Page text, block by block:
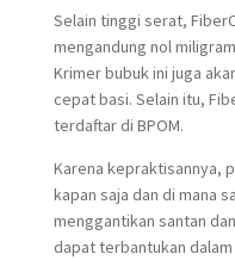
Selain tinggi serat,
mengandung nol
Krimer bubuk ini juga
cepat basi. Selain itu,
terdaftar di BPOM.
Karena kepraktisannya,
kapan saja dan di mana
menggantikan santan
dapat terbantukan